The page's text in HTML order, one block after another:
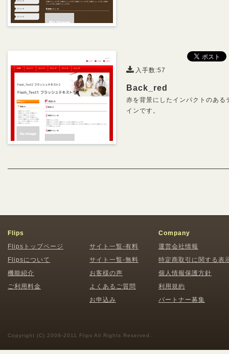
入手数:57
Back_red
赤を背景にしたインパクトのある
インです。
Flips
Flipsトップページ
Flipsについて
機能紹介
ご利用料金
サイト一覧-有料
サイト一覧-無料
お客様の声
よくあるご質問
お申込み
Company
運営会社情報
特定商取引に関する表
個人情報保護方針
利用規約
パートナー募集
Copyright (C) 2009-2011 Flips All Rights Reserved.